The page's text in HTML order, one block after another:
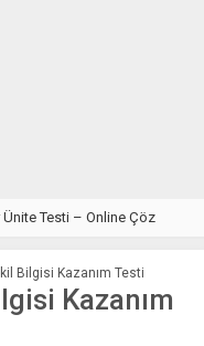
Testi – Online Çöz
Bilgisi Kazanım Testi
Kazanım